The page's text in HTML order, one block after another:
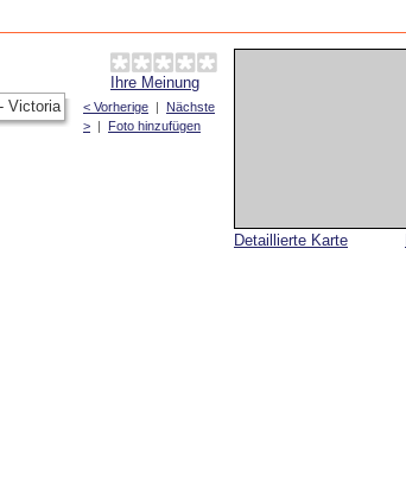
Detaillierte Karte
Ihre Meinung
< Vorherige | Nächste
> | Foto hinzufügen